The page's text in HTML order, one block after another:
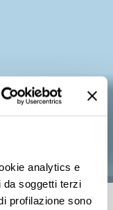
analytics e
da soggetti terzi
profilazione sono